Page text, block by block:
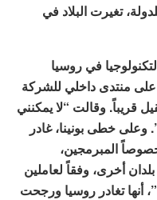
تغيرت البلاد في
في روسيا
منتدى داخلي للشركة
قريباً. وقالت “لا يمكنني
خطى بونينا، غادر
المبرمجين،
أخرى، وفقاً لعاملين
أنها تغادر روسيا ورجحت